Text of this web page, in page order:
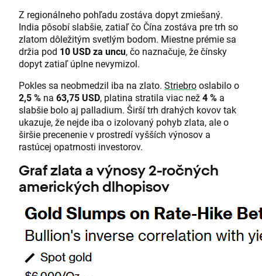
Z regionálneho pohľadu zostáva dopyt zmiešaný.
India pôsobí slabšie, zatiaľ čo Čína zostáva pre trh so
zlatom dôležitým svetlým bodom. Miestne prémie sa
držia pod 10 USD za uncu, čo naznačuje, že čínsky
dopyt zatiaľ úplne nevymizol.
Pokles sa neobmedzil iba na zlato. Striebrooslabilo o
2,5 % na 63,75 USD, platina stratila viac než4 % a
slabšie bolo aj palladium. Širší trh drahých kovov tak
ukazuje, že nejde iba o izolovaný pohyb zlata, ale o
širšie precenenie v prostredí vyšších výnosov a
rastúcej opatrnosti investorov.
Graf zlata a výnosy 2-ročných
amerických dlhopisov